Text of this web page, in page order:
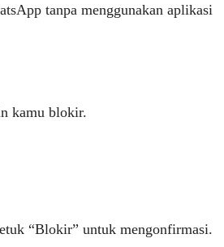
tanpa menggunakan aplikasi
kamu blokir.
“Blokir” untuk mengonfirmasi.